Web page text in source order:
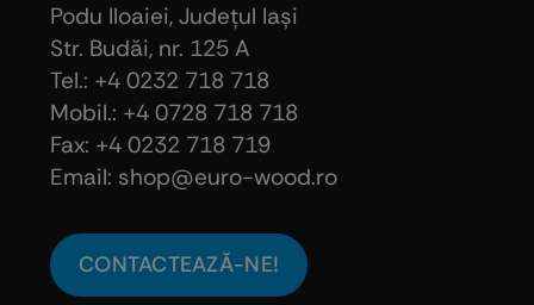
Podu Iloaiei, Judeţul Iaşi
Str. Budăi, nr. 125 A
Tel.: +4 0232 718 718
Mobil.: +4 0728 718 718
Fax: +4 0232 718 719
Email: shop@euro-wood.ro
CONTACTEAZĂ-NE!